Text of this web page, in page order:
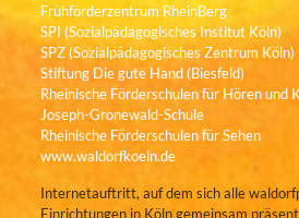
Frühförderzentrum RheinBerg
SPI (Sozialpädagogisches Institut Köln)
SPZ (Sozialpädagogisches Zentrum Köln)
Stiftung Die gute Hand (Biesfeld)
Rheinische Förderschulen für Hören und
Joseph-Gronewald-Schule
Rheinische Förderschulen für Sehen
www.waldorfkoeln.de
Internetauftritt, auf dem sich alle
Einrichtungen in Köln gemeinsam